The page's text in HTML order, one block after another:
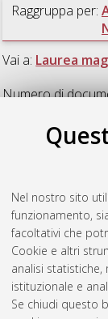
Nel nostro sito
funzionamento,
facoltativi che
Cookie e altri
analisi statistiche,
istituzionale e
Se chiudi questo
Raggruppa per:
Vai a: Laurea
Numero di
Laurea
micelle
polidopamina.
Corso di Studio in
Questa lista